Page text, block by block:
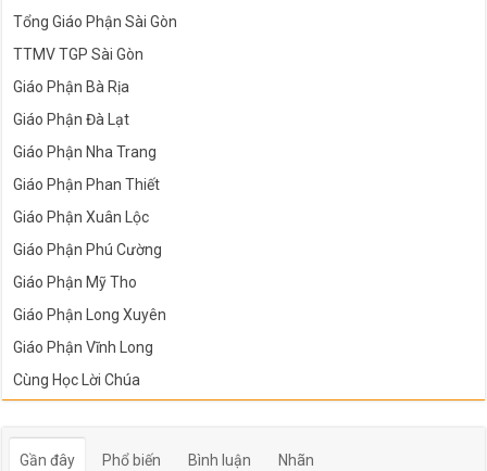
Tổng Giáo Phận Sài Gòn
TTMV TGP Sài Gòn
Giáo Phận Bà Rịa
Giáo Phận Đà Lạt
Giáo Phận Nha Trang
Giáo Phận Phan Thiết
Giáo Phận Xuân Lộc
Giáo Phận Phú Cường
Giáo Phận Mỹ Tho
Giáo Phận Long Xuyên
Giáo Phận Vĩnh Long
Cùng Học Lời Chúa
Gần đây Phổ biến Bình luận Nhãn